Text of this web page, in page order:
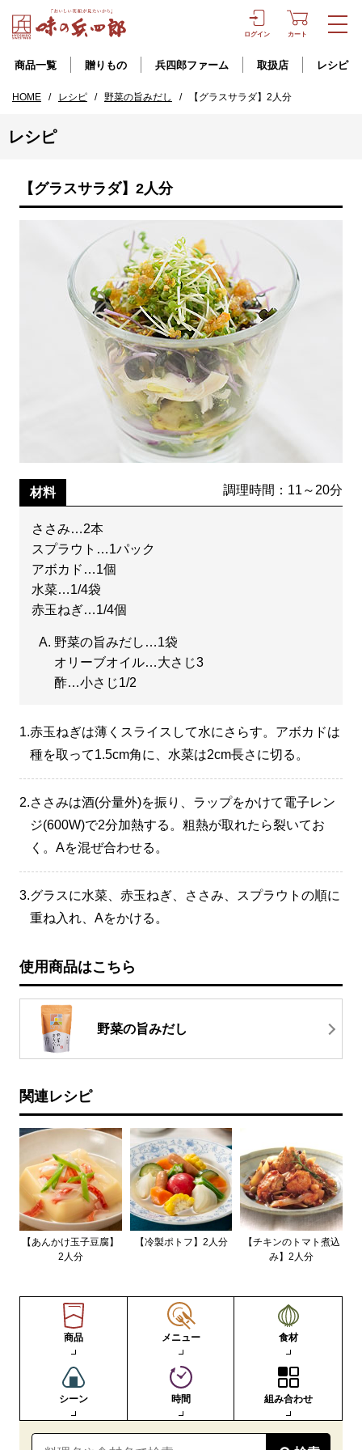
ログイン カート
商品一覧 贈りもの 兵四郎ファーム 取扱店 レシピ
HOME / レシピ / 野菜の旨みだし / 【グラスサラダ】2人分
レシピ
【グラスサラダ】2人分
材料 調理時間：11～20分
ささみ…2本
スプラウト…1パック
アボカド…1個
水菜…1/4袋
赤玉ねぎ…1/4個
野菜の旨みだし…1袋
オリーブオイル…大さじ3
酢…小さじ1/2
1.赤玉ねぎは薄くスライスして水にさらす。アボカドは
種を取って1.5cm角に、水菜は2cm長さに切る。
2.ささみは酒(分量外)を振り、ラップをかけて電子レン
ジ(600W)で2分加熱する。粗熱が取れたら裂いてお
く。Aを混ぜ合わせる。
3.グラスに水菜、赤玉ねぎ、ささみ、スプラウトの順に
重ね入れ、Aをかける。
使用商品はこちら
野菜の旨みだし
関連レシピ
【あんかけ玉子豆腐】
2人分
【冷製ポトフ】2人分
【チキンのトマト煮込
み】2人分
商品 メニュー 食材
シーン 時間 組み合わせ